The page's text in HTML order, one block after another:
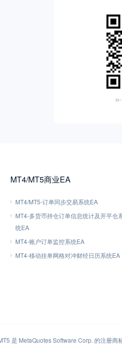
MT4/MT5商业EA
MT4/MT5-订单同步交易系统EA
MT4-多货币持仓订单信息统计及开平仓
统EA
MT4-账户订单监控系统EA
MT4-移动挂单网格对冲财经日历系统EA
是 MetaQuotes Software Corp. 的注册商